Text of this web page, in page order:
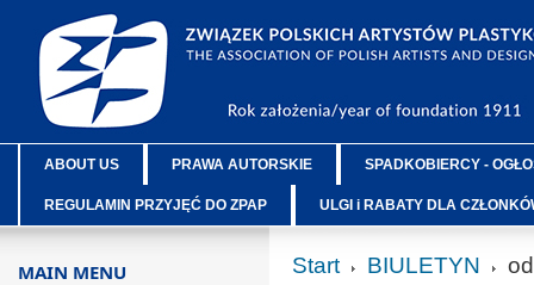
ABOUT US PRAWA AUTORSKIE SPADKOBIERCY -
REGULAMIN PRZYJĘĆ DO ZPAP ULGI i RABATY DLA
Start BIULETYN
MAIN MENU